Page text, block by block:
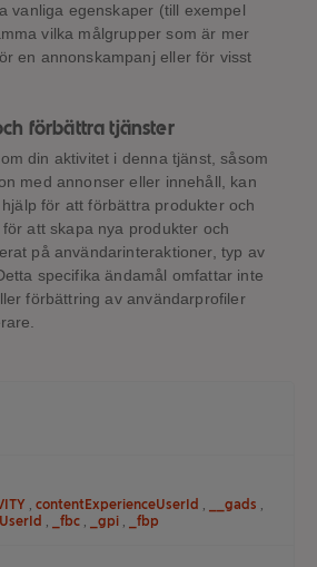
vanliga egenskaper (till exempel
vilka målgrupper som är mer
en annonskampanj eller för visst
förbättra tjänster
din aktivitet i denna tjänst, såsom
med annonser eller innehåll, kan
för att förbättra produkter och
att skapa nya produkter och
på användarinteraktioner, typ av
specifika ändamål omfattar inte
förbättring av användarprofiler
,contentExperienceUserId , __gads ,
, _fbc , _gpi , _fbp